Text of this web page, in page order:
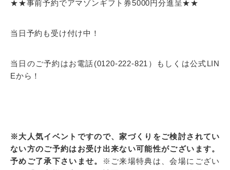
★★事前予約でアマゾンギフト券5000円分進呈★★
当日予約も受け付け中！
当日のご予約はお電話(0120-222-821）もしくは公式LIN
Eから！
※大人気イベントですので、家づくりをご検討されてい
ない方のご予約はお受け出来ない可能性がございます。
予めご了承下さいませ。
※ご来場特典は、会場にござい